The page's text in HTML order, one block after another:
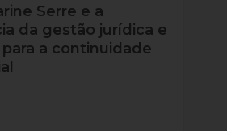
Serre e a
da gestão jurídica e
a continuidade